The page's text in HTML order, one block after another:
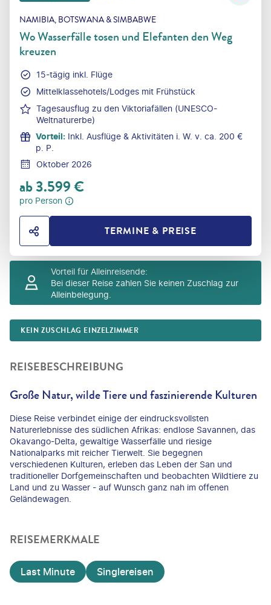
NAMIBIA, BOTSWANA & SIMBABWE
Wo Wasserfälle tosen und Elefanten den Weg
kreuzen
15-tägig inkl. Flüge
Mittelklassehotels/Lodges mit Frühstück
Tagesausflug zu den Viktoriafällen (UNESCO-
Weltnaturerbe)
Vorteil: Inkl. Ausflüge & Aktivitäten i. W. v. ca. 200 €
p. P.
Oktober 2026
ab3.599€
pro Person
HOTEL TEILENTERMINE & PREISE
Vorteil für Alleinreisende:
Bei dieser Reise zahlen Sie keinen Zuschlag zur
Alleinbelegung.
KEIN ZUSCHLAG EINZELZIMMER
REISEBESCHREIBUNG
Große Natur, wilde Tiere und faszinierende Kulturen
Diese Reise verbindet einige der eindrucksvollsten
Naturerlebnisse des südlichen Afrikas: endlose Savannen, das
Okavango-Delta, gewaltige Wasserfälle und riesige
Nationalparks mit reicher Tierwelt. Sie begegnen
verschiedenen Kulturen, erleben das Leben der San und
traditioneller Dorfgemeinschaften und beobachten Wildtiere zu
Land und zu Wasser - auf Wunsch ganz nah im offenen
Geländewagen.
REISEMERKMALE
Last Minute Singlereisen